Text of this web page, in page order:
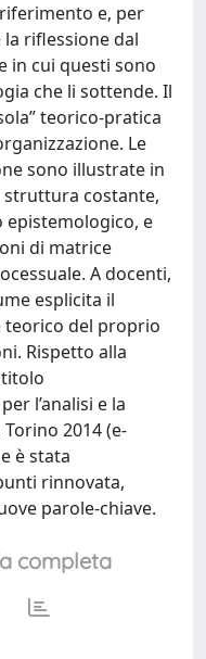
e, per
riflessione dal
in cui questi sono
che li sottende. Il
teorico-pratica
Le
sono illustrate in
costante,
e
di matrice
A docenti,
esplicita il
teorico del proprio
Rispetto alla
l’analisi e la
2014 (e-
è stata
rinnovata,
parole-chiave.
completa